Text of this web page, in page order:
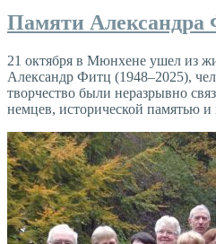
Памяти Александра
21 октября в Мюнхене ушел из
Александр Фитц (1948–2025),
творчество были неразрывно
немцев, исторической памятью